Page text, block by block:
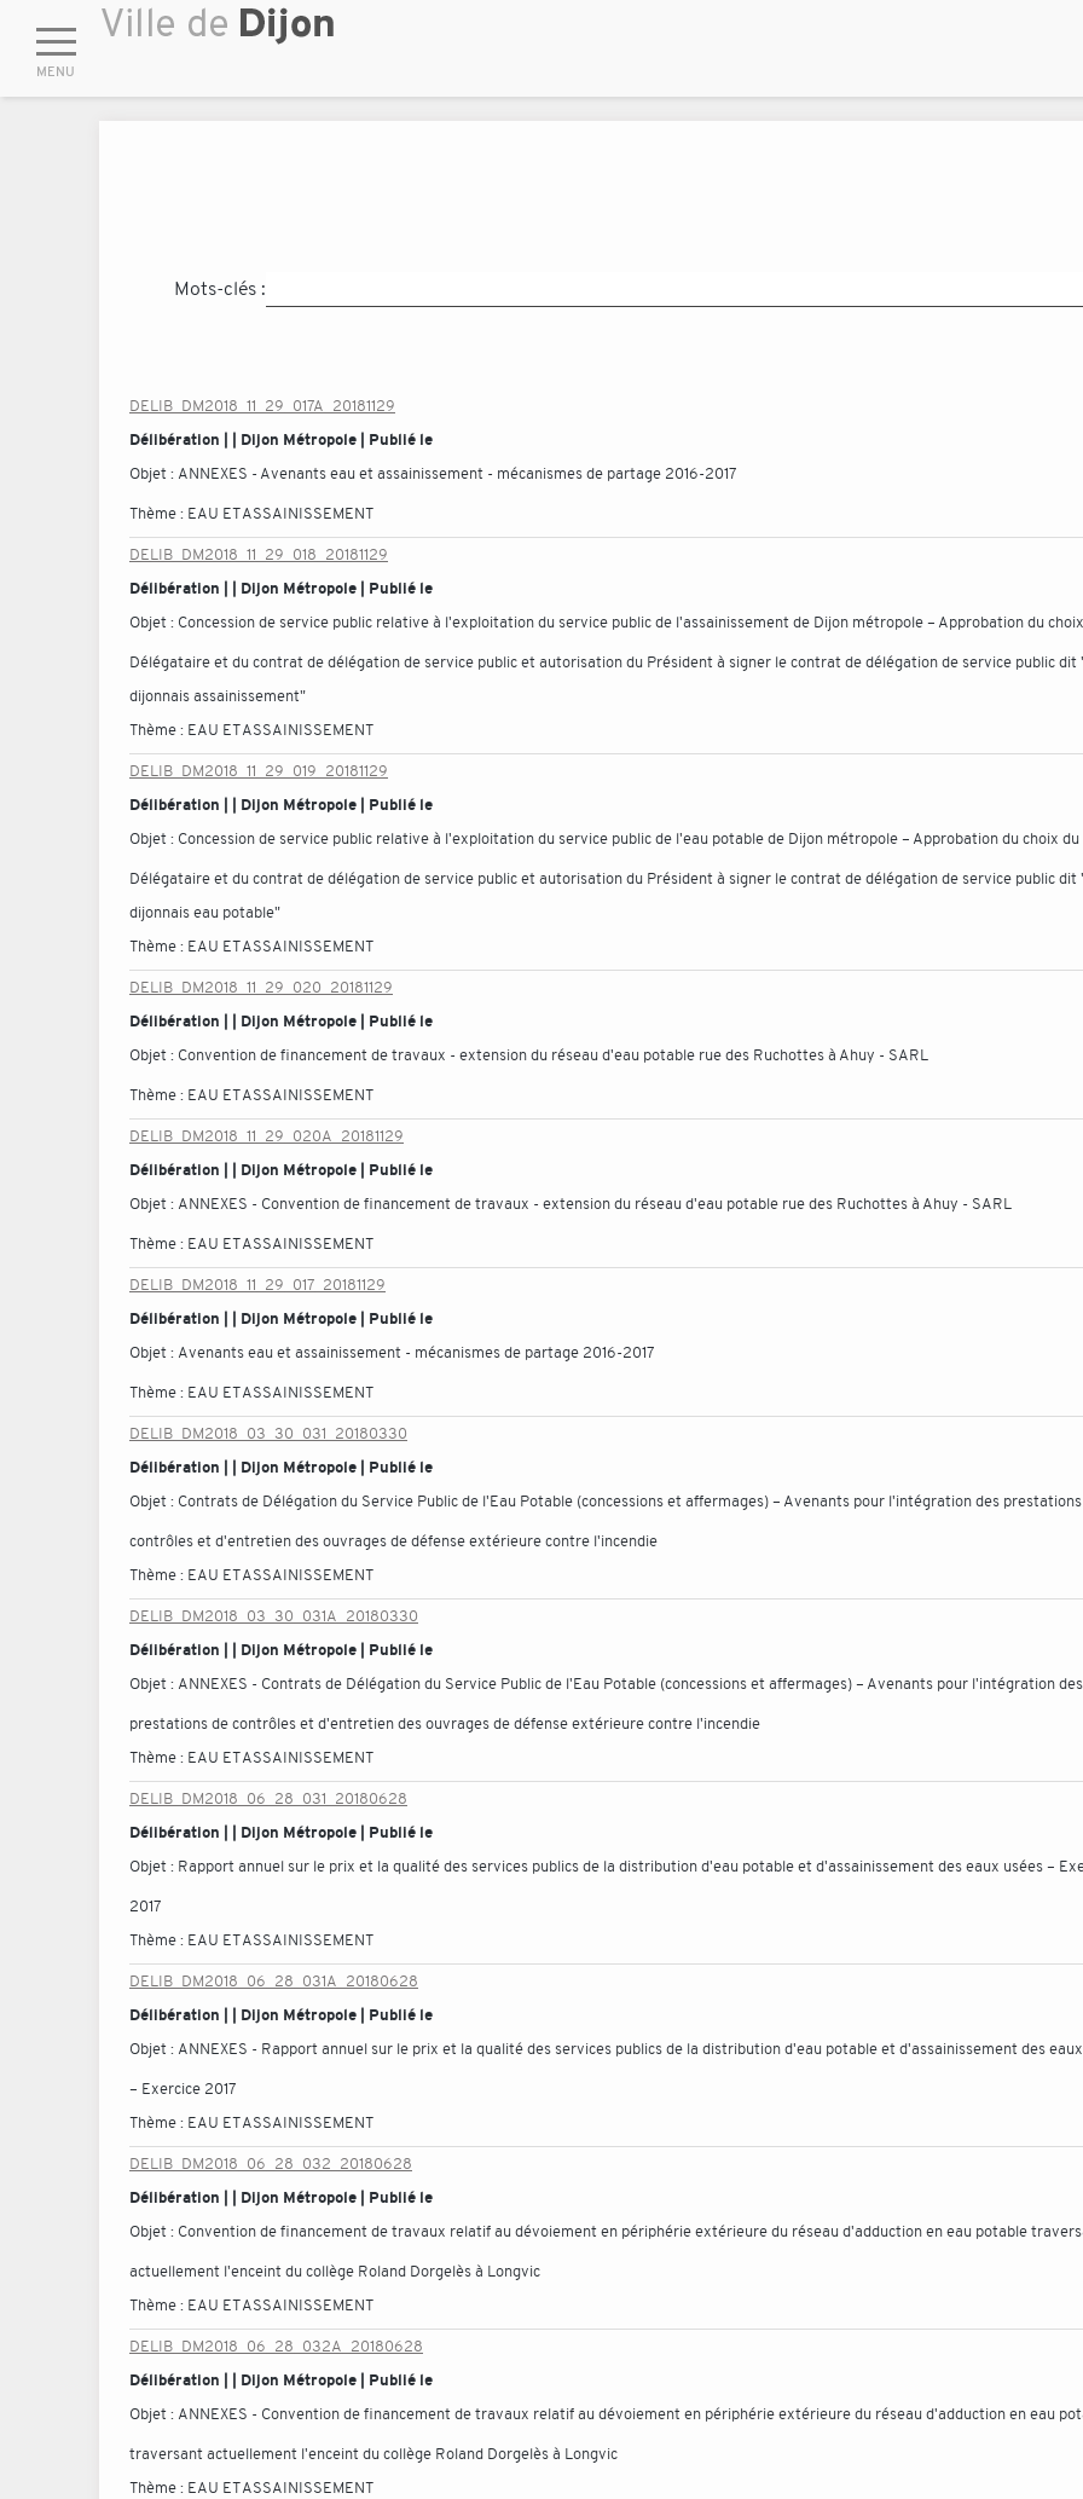
Mots-clés :
DELIB_DM2018_11_29_017A_20181129
Délibération | | Dijon Métropole | Publié le
Objet : ANNEXES - Avenants eau et assainissement - mécanismes de partage 2016-2017
Thème : EAU ET ASSAINISSEMENT
DELIB_DM2018_11_29_018_20181129
Délibération | | Dijon Métropole | Publié le
Objet : Concession de service public relative à l'exploitation du service public de l'assainissement de Dijon métropole – Approbation du
Délégataire et du contrat de délégation de service public et autorisation du Président à signer le contrat de délégation de service public dit
dijonnais assainissement"
Thème : EAU ET ASSAINISSEMENT
DELIB_DM2018_11_29_019_20181129
Délibération | | Dijon Métropole | Publié le
Objet : Concession de service public relative à l'exploitation du service public de l'eau potable de Dijon métropole – Approbation du choix du
Délégataire et du contrat de délégation de service public et autorisation du Président à signer le contrat de délégation de service public dit
dijonnais eau potable"
Thème : EAU ET ASSAINISSEMENT
DELIB_DM2018_11_29_020_20181129
Délibération | | Dijon Métropole | Publié le
Objet : Convention de financement de travaux - extension du réseau d'eau potable rue des Ruchottes à Ahuy - SARL
Thème : EAU ET ASSAINISSEMENT
DELIB_DM2018_11_29_020A_20181129
Délibération | | Dijon Métropole | Publié le
Objet : ANNEXES - Convention de financement de travaux - extension du réseau d'eau potable rue des Ruchottes à Ahuy - SARL
Thème : EAU ET ASSAINISSEMENT
DELIB_DM2018_11_29_017_20181129
Délibération | | Dijon Métropole | Publié le
Objet : Avenants eau et assainissement - mécanismes de partage 2016-2017
Thème : EAU ET ASSAINISSEMENT
DELIB_DM2018_03_30_031_20180330
Délibération | | Dijon Métropole | Publié le
Objet : Contrats de Délégation du Service Public de l'Eau Potable (concessions et affermages) – Avenants pour l'intégration des
contrôles et d'entretien des ouvrages de défense extérieure contre l'incendie
Thème : EAU ET ASSAINISSEMENT
DELIB_DM2018_03_30_031A_20180330
Délibération | | Dijon Métropole | Publié le
Objet : ANNEXES - Contrats de Délégation du Service Public de l'Eau Potable (concessions et affermages) – Avenants pour l'intégration des
prestations de contrôles et d'entretien des ouvrages de défense extérieure contre l'incendie
Thème : EAU ET ASSAINISSEMENT
DELIB_DM2018_06_28_031_20180628
Délibération | | Dijon Métropole | Publié le
Objet : Rapport annuel sur le prix et la qualité des services publics de la distribution d'eau potable et d'assainissement des eaux usées –
2017
Thème : EAU ET ASSAINISSEMENT
DELIB_DM2018_06_28_031A_20180628
Délibération | | Dijon Métropole | Publié le
Objet : ANNEXES - Rapport annuel sur le prix et la qualité des services publics de la distribution d'eau potable et d'assainissement des
– Exercice 2017
Thème : EAU ET ASSAINISSEMENT
DELIB_DM2018_06_28_032_20180628
Délibération | | Dijon Métropole | Publié le
Objet : Convention de financement de travaux relatif au dévoiement en périphérie extérieure du réseau d'adduction en eau potable
actuellement l'enceint du collège Roland Dorgelès à Longvic
Thème : EAU ET ASSAINISSEMENT
DELIB_DM2018_06_28_032A_20180628
Délibération | | Dijon Métropole | Publié le
Objet : ANNEXES - Convention de financement de travaux relatif au dévoiement en périphérie extérieure du réseau d'adduction en eau
traversant actuellement l'enceint du collège Roland Dorgelès à Longvic
Thème : EAU ET ASSAINISSEMENT